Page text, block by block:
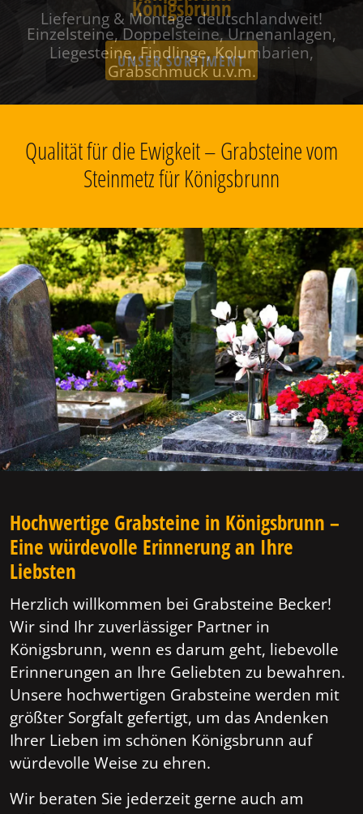
Königsbrunn
Einzelsteine, Doppelsteine, Urnenanlagen,
Liegesteine, Findlinge, Kolumbarien,
Grabschmuck u.v.m.
Qualität für die Ewigkeit – Grabsteine vom
Steinmetz für Königsbrunn
Hochwertige Grabsteine in Königsbrunn –
Eine würdevolle Erinnerung an Ihre
Liebsten
Herzlich willkommen bei Grabsteine Becker!
Wir sind Ihr zuverlässiger Partner in
Königsbrunn, wenn es darum geht, liebevolle
Erinnerungen an Ihre Geliebten zu bewahren.
Unsere hochwertigen Grabsteine werden mit
größter Sorgfalt gefertigt, um das Andenken
Ihrer Lieben im schönen Königsbrunn auf
würdevolle Weise zu ehren.
Wir beraten Sie jederzeit gerne auch am